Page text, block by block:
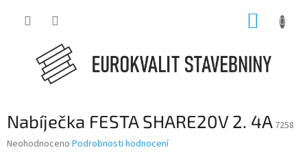
Nabíječka FESTA SHARE20V 2. 4A 7258
Průměrné
Neohodnoceno Podrobnosti hodnocení